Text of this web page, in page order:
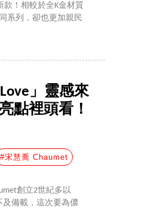
款！相較於全K金材質
系列，卻也更加親民
」靈感來
點裡頭看！
#宋慧喬 Chaumet
創立2世紀多以
及備載，這次要為儂